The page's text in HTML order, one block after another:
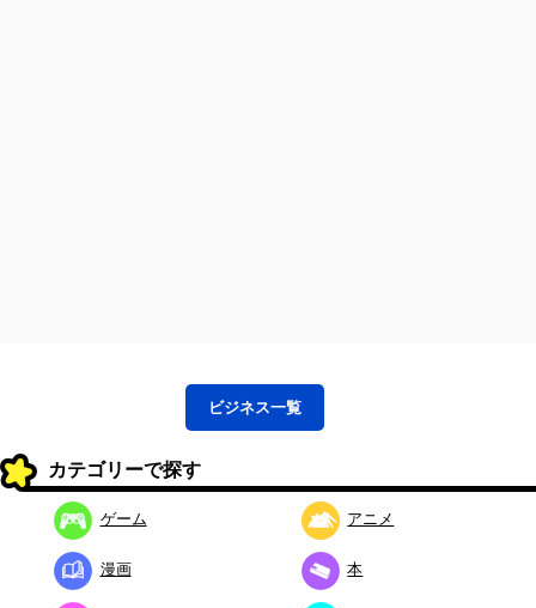
ビジネス一覧
カテゴリーで探す
ゲーム アニメ
漫画 本